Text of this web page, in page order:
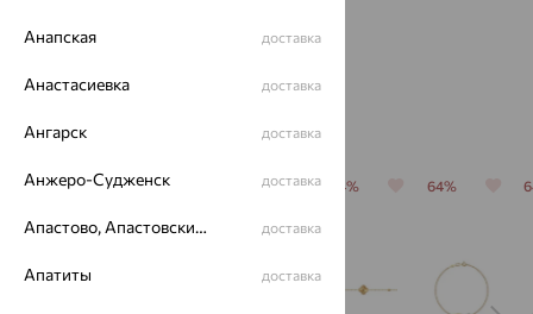
Похожие изделия
64% 64% 70% 64% 64%
Анапская доставка
Анастасиевка доставка
Ангарск доставка
Анжеро-Судженск доставка
Апастово, Апастовский район доставка
Апатиты доставка